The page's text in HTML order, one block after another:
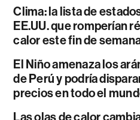
Clima: la lista de
EE.UU. que romperían
calor este fin de
El Niño amenaza los
de Perú y podría
precios en todo el
Las olas de calor